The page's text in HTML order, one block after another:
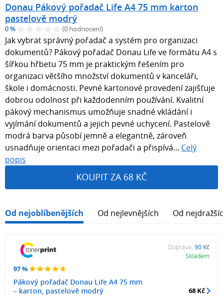
Donau Pákový pořadač Life A4 75 mm karton
pastelově modrý
0 % (0 hodnocení)
Jak vybrat správný pořadač a systém pro organizaci
dokumentů? Pákový pořadač Donau Life ve formátu A4 s
šířkou hřbetu 75 mm je praktickým řešením pro
organizaci většího množství dokumentů v kanceláři,
škole i domácnosti. Pevné kartonové provedení zajišťuje
dobrou odolnost při každodenním používání. Kvalitní
pákový mechanismus umožňuje snadné vkládání i
vyjímání dokumentů a jejich pevné uchycení. Pastelově
modrá barva působí jemně a elegantně, zároveň
usnadňuje orientaci mezi pořadači a přispívá... Celý
popis
KOUPIT ZA 68 KČ
Od nejoblíbenějších Od nejlevnějších Od
97 %
Pákový pořadač Donau Life A4 75 mm
– karton, pastelově modrý
Doprava: 90 Kč
Skladem
68 Kč